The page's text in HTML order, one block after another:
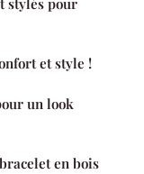
stylés pour
et style !
un look
en bois